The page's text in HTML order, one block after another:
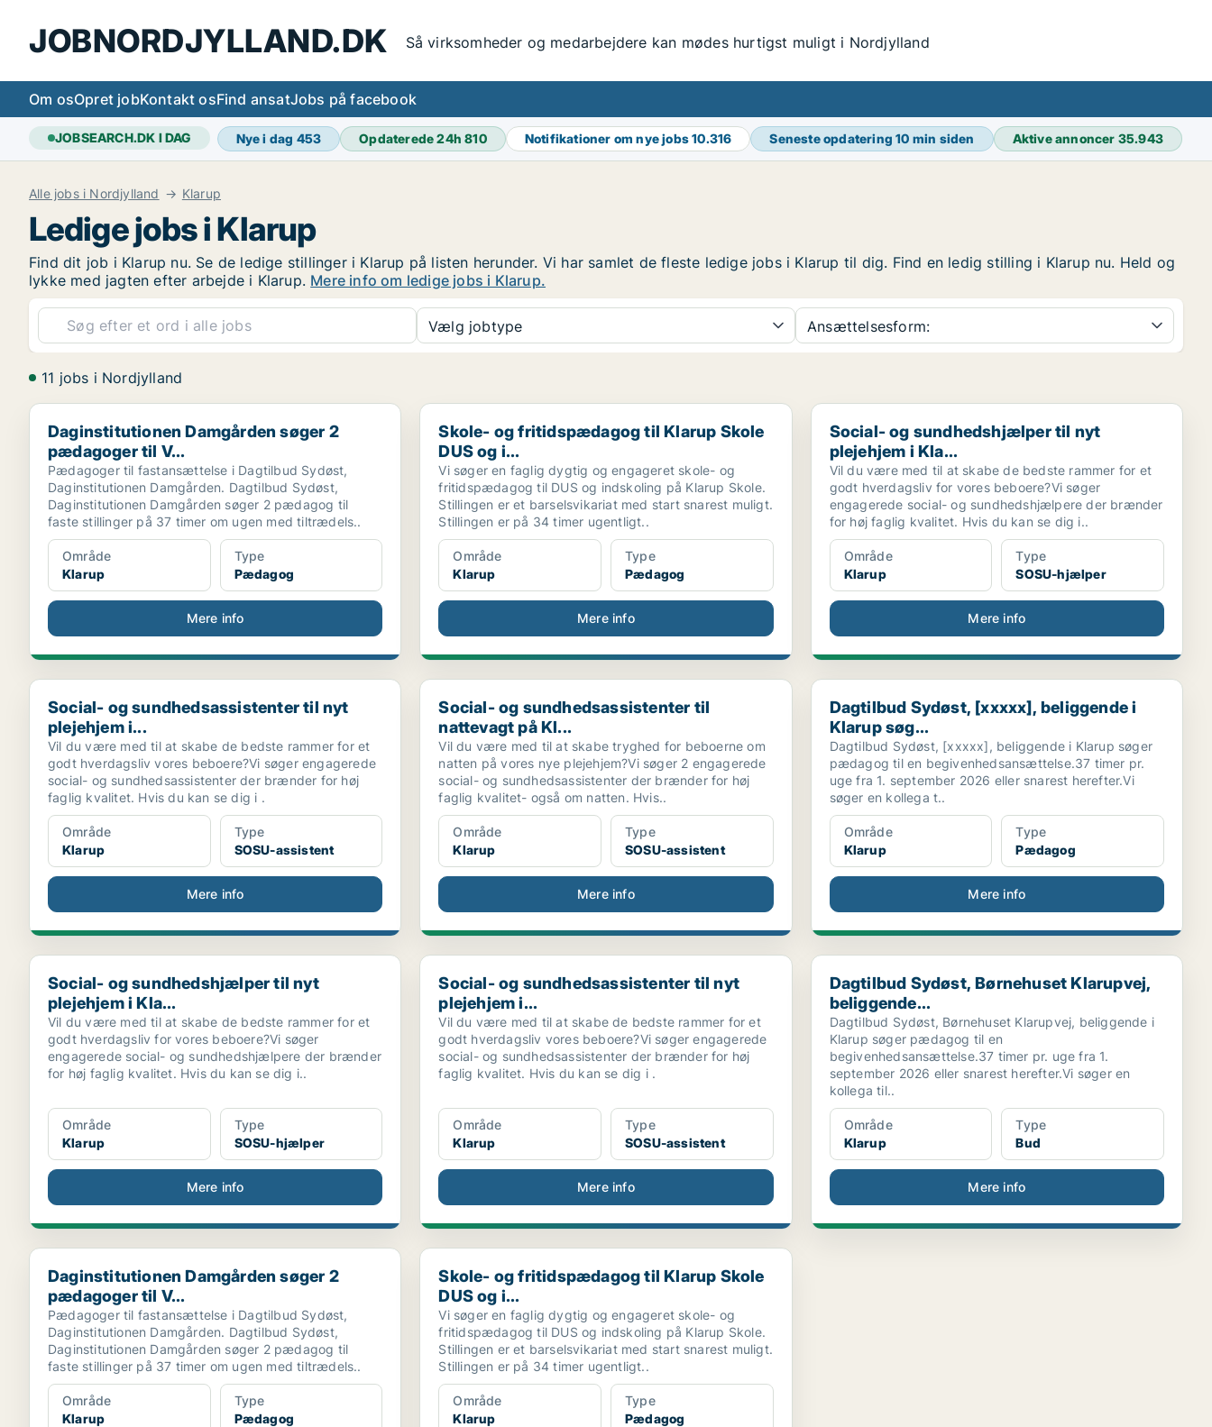
JOBNORDJYLLAND.DK Så virksomheder og medarbejdere kan mødes hurtigst muligt i Nordjylland
Om osOpret jobKontakt osFind ansatJobs på facebook
JOBSEARCH.DK I DAG Nye i dag 453 Opdaterede 24h810 Notifikationer om nye jobs10.316 Seneste opdatering10 min siden Aktive annoncer 35.943
Alle jobs i Nordjylland Klarup
Ledige jobs i Klarup
Find dit job i Klarup nu. Se de ledige stillinger i Klarup på listen herunder. Vi har samlet de fleste ledige jobs i Klarup til dig. Find en ledig stilling i Klarup nu. Held og
lykke med jagten efter arbejde i Klarup. Mere info om ledige jobs i Klarup.
Vælg jobtype Ansættelsesform:
11 jobs i Nordjylland
Daginstitutionen Damgården søger 2 pædagoger til V...
Daginstitutionen Damgården søger 2
pædagoger til V...
Pædagoger til fastansættelse i Dagtilbud Sydøst,
Daginstitutionen Damgården. Dagtilbud Sydøst,
Daginstitutionen Damgården søger 2 pædagog til
faste stillinger på 37 timer om ugen med tiltrædels..
Område
Klarup
Type
Pædagog
Mere info
Skole- og fritidspædagog til Klarup Skole DUS og i...
Skole- og fritidspædagog til Klarup Skole
DUS og i...
Vi søger en faglig dygtig og engageret skole- og
fritidspædagog til DUS og indskoling på Klarup Skole.
Stillingen er et barselsvikariat med start snarest muligt.
Stillingen er på 34 timer ugentligt..
Område
Klarup
Type
Pædagog
Mere info
Social- og sundhedshjælper til nyt plejehjem i Kla...
Social- og sundhedshjælper til nyt
plejehjem i Kla...
Vil du være med til at skabe de bedste rammer for et
godt hverdagsliv for vores beboere?Vi søger
engagerede social- og sundhedshjælpere der brænder
for høj faglig kvalitet. Hvis du kan se dig i..
Område
Klarup
Type
SOSU-hjælper
Mere info
Social- og sundhedsassistenter til nyt plejehjem i...
Social- og sundhedsassistenter til nyt
plejehjem i...
Vil du være med til at skabe de bedste rammer for et
godt hverdagsliv vores beboere?Vi søger engagerede
social- og sundhedsassistenter der brænder for høj
faglig kvalitet. Hvis du kan se dig i .
Område
Klarup
Type
SOSU-assistent
Mere info
Social- og sundhedsassistenter til nattevagt på Kl...
Social- og sundhedsassistenter til
nattevagt på Kl...
Vil du være med til at skabe tryghed for beboerne om
natten på vores nye plejehjem?Vi søger 2 engagerede
social- og sundhedsassistenter der brænder for høj
faglig kvalitet- også om natten. Hvis..
Område
Klarup
Type
SOSU-assistent
Mere info
Dagtilbud Sydøst, [xxxxx], beliggende i Klarup søg...
Dagtilbud Sydøst, [xxxxx], beliggende i
Klarup søg...
Dagtilbud Sydøst, [xxxxx], beliggende i Klarup søger
pædagog til en begivenhedsansættelse.37 timer pr.
uge fra 1. september 2026 eller snarest herefter.Vi
søger en kollega t..
Område
Klarup
Type
Pædagog
Mere info
Social- og sundhedshjælper til nyt plejehjem i Kla...
Social- og sundhedshjælper til nyt
plejehjem i Kla...
Vil du være med til at skabe de bedste rammer for et
godt hverdagsliv for vores beboere?Vi søger
engagerede social- og sundhedshjælpere der brænder
for høj faglig kvalitet. Hvis du kan se dig i..
Område
Klarup
Type
SOSU-hjælper
Mere info
Social- og sundhedsassistenter til nyt plejehjem i...
Social- og sundhedsassistenter til nyt
plejehjem i...
Vil du være med til at skabe de bedste rammer for et
godt hverdagsliv vores beboere?Vi søger engagerede
social- og sundhedsassistenter der brænder for høj
faglig kvalitet. Hvis du kan se dig i .
Område
Klarup
Type
SOSU-assistent
Mere info
Dagtilbud Sydøst, Børnehuset Klarupvej, beliggende...
Dagtilbud Sydøst, Børnehuset Klarupvej,
beliggende...
Dagtilbud Sydøst, Børnehuset Klarupvej, beliggende i
Klarup søger pædagog til en
begivenhedsansættelse.37 timer pr. uge fra 1.
september 2026 eller snarest herefter.Vi søger en
kollega til..
Område
Klarup
Type
Bud
Mere info
Daginstitutionen Damgården søger 2 pædagoger til V...
Daginstitutionen Damgården søger 2
pædagoger til V...
Pædagoger til fastansættelse i Dagtilbud Sydøst,
Daginstitutionen Damgården. Dagtilbud Sydøst,
Daginstitutionen Damgården søger 2 pædagog til
faste stillinger på 37 timer om ugen med tiltrædels..
Område
Klarup
Type
Pædagog
Skole- og fritidspædagog til Klarup Skole DUS og i...
Skole- og fritidspædagog til Klarup Skole
DUS og i...
Vi søger en faglig dygtig og engageret skole- og
fritidspædagog til DUS og indskoling på Klarup Skole.
Stillingen er et barselsvikariat med start snarest muligt.
Stillingen er på 34 timer ugentligt..
Område
Klarup
Type
Pædagog